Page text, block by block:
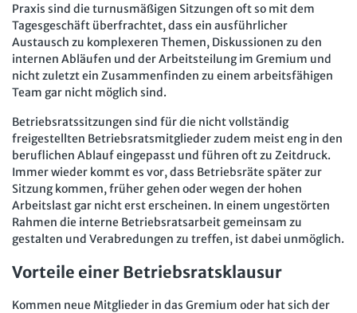
Soziales Recht
Digitales Arbeits- und Sozialrecht
Soziale Sicherheit
Erklärung zur Barrierefreiheit
Widerruf
Widerrufsrecht
Verlag
Karriere Buchhandel
Praxis sind die turnusmäßigen Sitzungen oft so mit dem
Tagesgeschäft überfrachtet, dass ein ausführlicher
Austausch zu komplexeren Themen, Diskussionen zu den
internen Abläufen und der Arbeitsteilung im Gremium und
nicht zuletzt ein Zusammenfinden zu einem arbeitsfähigen
Team gar nicht möglich sind.
Betriebsratssitzungen sind für die nicht vollständig
freigestellten Betriebsratsmitglieder zudem meist eng in den
beruflichen Ablauf eingepasst und führen oft zu Zeitdruck.
Immer wieder kommt es vor, dass Betriebsräte später zur
Sitzung kommen, früher gehen oder wegen der hohen
Arbeitslast gar nicht erst erscheinen. In einem ungestörten
Rahmen die interne Betriebsratsarbeit gemeinsam zu
gestalten und Verabredungen zu treffen, ist dabei unmöglich.
Vorteile einer Betriebsratsklausur
Kommen neue Mitglieder in das Gremium oder hat sich der